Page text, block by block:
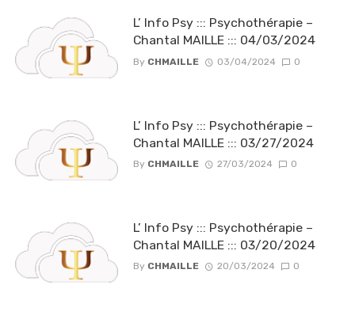
L’ Info Psy ::: Psychothérapie –
Chantal MAILLE ::: 04/03/2024
By CHMAILLE 03/04/2024 0
L’ Info Psy ::: Psychothérapie –
Chantal MAILLE ::: 03/27/2024
By CHMAILLE 27/03/2024 0
L’ Info Psy ::: Psychothérapie –
Chantal MAILLE ::: 03/20/2024
By CHMAILLE 20/03/2024 0